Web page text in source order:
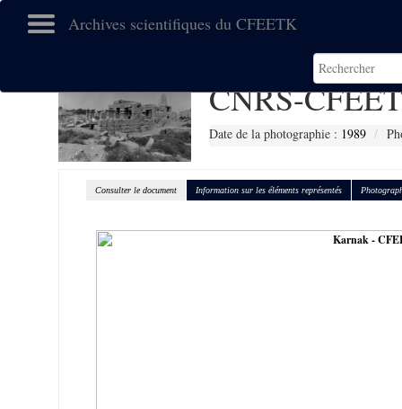
Archives scientifiques du CFEETK
CNRS-
Date de la photographie : 1989
Consulter le document Information sur les éléments représentés